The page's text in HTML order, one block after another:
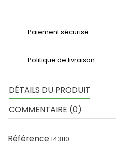
Paiement sécurisé
Politique de livraison.
DÉTAILS DU PRODUIT
COMMENTAIRE (0)
Référence143110